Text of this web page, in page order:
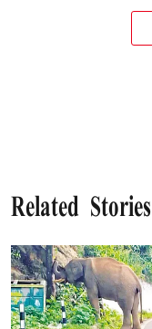
Related Stories